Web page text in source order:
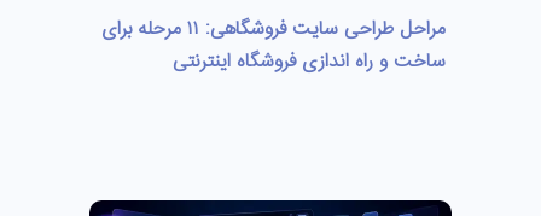
مراحل طراحی سایت فروشگاهی: ۱۱ مرحله برای
ساخت و راه اندازی فروشگاه اینترنتی